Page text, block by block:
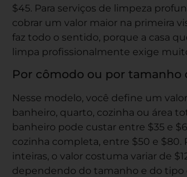
$45. Para serviços de limpeza
cobrar um valor maior na primeira
faz todo o sentido, porque a casa
limpa profissionalmente exige
Por cômodo ou por tamanho
Nesse modelo, você define um
banheiro, quarto, cozinha ou área
banheiro pode custar entre $35 e
cozinha completa, entre $50 e $80.
inteiras, o valor costuma variar de
dependendo do tamanho e do tipo